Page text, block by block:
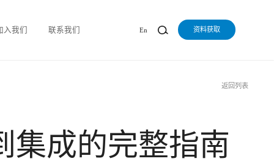
资料获取
En
入我们 联系我们
返回列表
集成的完整指南